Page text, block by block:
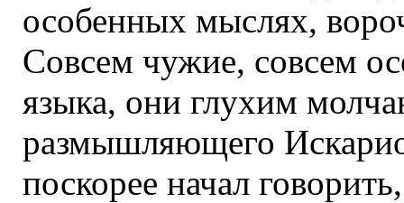
особенных мыслях,
Совсем чужие, совсем
языка, они глухим
размышляющего
поскорее начал